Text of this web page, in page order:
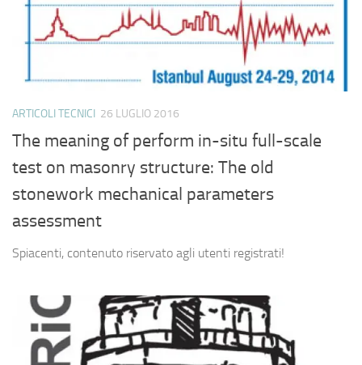
ARTICOLI TECNICI 26 LUGLIO 2016
The meaning of perform in-situ full-scale
test on masonry structure: The old
stonework mechanical parameters
assessment
Spiacenti, contenuto riservato agli utenti registrati!